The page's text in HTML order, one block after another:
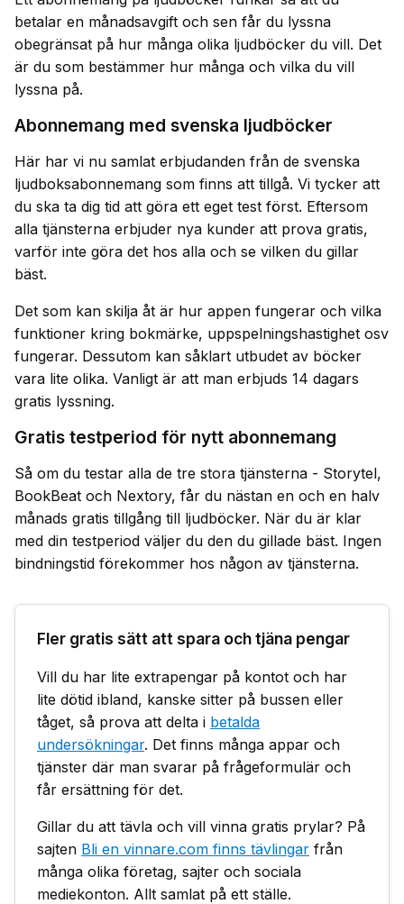
betalar en månadsavgift och sen får du lyssna
obegränsat på hur många olika ljudböcker du vill. Det
är du som bestämmer hur många och vilka du vill
lyssna på.
Abonnemang med svenska ljudböcker
Här har vi nu samlat erbjudanden från de svenska
ljudboksabonnemang som finns att tillgå. Vi tycker att
du ska ta dig tid att göra ett eget test först. Eftersom
alla tjänsterna erbjuder nya kunder att prova gratis,
varför inte göra det hos alla och se vilken du gillar
bäst.
Det som kan skilja åt är hur appen fungerar och vilka
funktioner kring bokmärke, uppspelningshastighet osv
fungerar. Dessutom kan såklart utbudet av böcker
vara lite olika. Vanligt är att man erbjuds 14 dagars
gratis lyssning.
Gratis testperiod för nytt abonnemang
Så om du testar alla de tre stora tjänsterna - Storytel,
BookBeat och Nextory, får du nästan en och en halv
månads gratis tillgång till ljudböcker. När du är klar
med din testperiod väljer du den du gillade bäst. Ingen
bindningstid förekommer hos någon av tjänsterna.
Fler gratis sätt att spara och tjäna pengar
Vill du har lite extrapengar på kontot och har
lite dötid ibland, kanske sitter på bussen eller
tåget, så prova att delta i betalda
undersökningar. Det finns många appar och
tjänster där man svarar på frågeformulär och
får ersättning för det.
Gillar du att tävla och vill vinna gratis prylar? På
sajten Bli en vinnare.com finns tävlingar från
många olika företag, sajter och sociala
mediekonton. Allt samlat på ett ställe.